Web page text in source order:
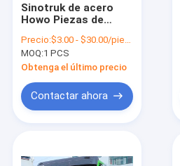
Sinotruk de acero
Howo Piezas de
cambios Brazo de
rodaje LRC Brazo de
cambio F96035-85
Precio:$3.00 - $30.00/pieces
MOQ:1 PCS
Obtenga el último precio
Contactar ahora